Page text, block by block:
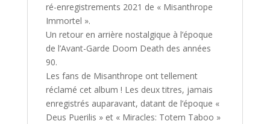
ré-enregistrements 2021 de « Misanthrope
Immortel ».
Un retour en arrière nostalgique à l’époque
de l’Avant-Garde Doom Death des années
90.
Les fans de Misanthrope ont tellement
réclamé cet album ! Les deux titres, jamais
enregistrés auparavant, datant de l’époque «
Deus Puerilis » et « Miracles: Totem Taboo »